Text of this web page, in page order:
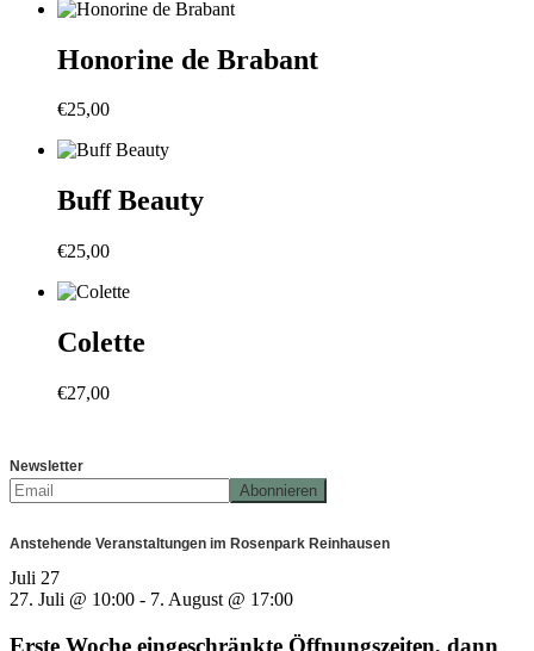
Honorine de Brabant
€25,00
Buff Beauty
€25,00
Colette
€27,00
Newsletter
Anstehende Veranstaltungen im Rosenpark Reinhausen
Juli 27
27. Juli @ 10:00 - 7. August @ 17:00
Erste Woche eingeschränkte Öffnungszeiten, dann